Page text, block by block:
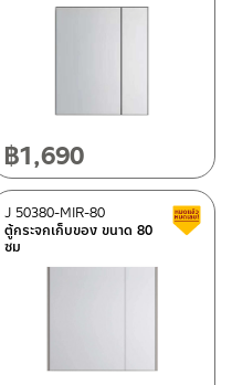
฿1,690
Clearance sale
ตู้กระจกเก็บของ ขนาด 80
ซม
J 50380-MIR-80